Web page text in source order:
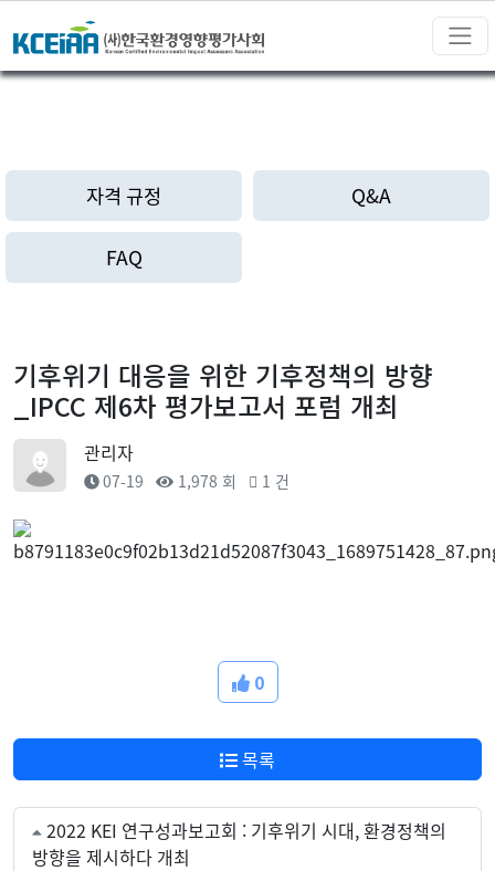
자격 규정 Q&A
FAQ
기후위기 대응을 위한 기후정책의 방향
_IPCC 제6차 평가보고서 포럼 개최
관리자
07-19 1,978 회 1 건
0
목록
2022 KEI 연구성과보고회 : 기후위기 시대, 환경정책의
방향을 제시하다 개최